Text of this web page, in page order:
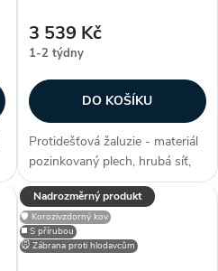
3 539 Kč
1-2 týdny
DO KOŠÍKU
Protidešťová žaluzie - materiál
pozinkovaný plech, hrubá síť,
efektivní plocha sef 0,2837 m²,
snadno přizpůsobitelné díky
možnosti lakování RAL, zakryje
stavební otvory, užívané...
Nadrozměrný produkt
◼️ S přírubou
🛡️ Korozivzdorný kov
🐭 Zábrana proti hlodavcům